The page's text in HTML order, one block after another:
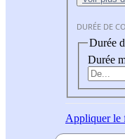
DURÉE DE
Durée
Durée
Appliquerle